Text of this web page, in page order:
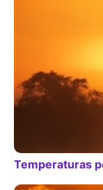
Temperaturas